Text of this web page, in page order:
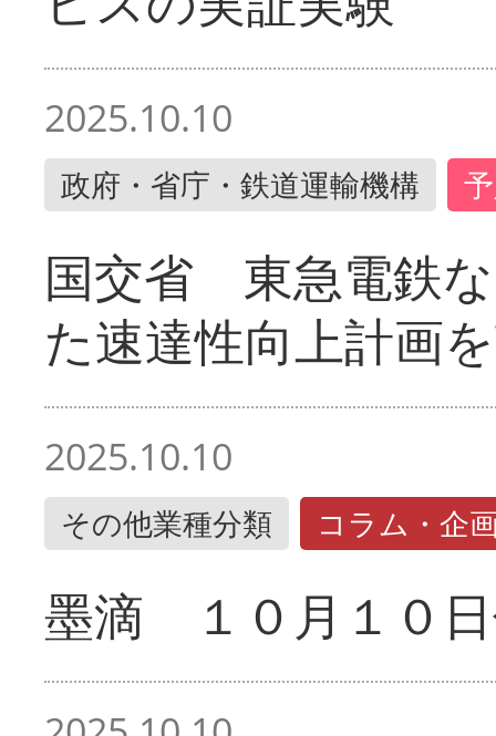
2025.10.10
政府・省庁・鉄道運輸機構
国交省 東急電鉄
た速達性向上計画
2025.10.10
その他業種分類 コラム・企
墨滴 １０月１０